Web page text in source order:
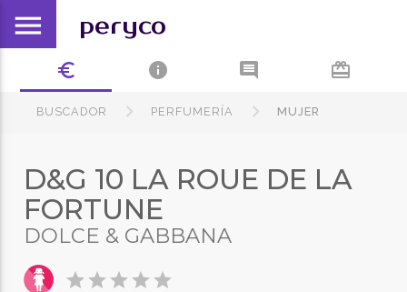
menu peryco
euro_symbol info comment card_giftcard
BUSCADOR PERFUMERÍA MUJER
D&G 10 LA ROUE DE LA
FORTUNE
DOLCE & GABBANA
starstarstarstarstar